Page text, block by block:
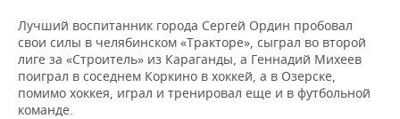
Лучший воспитанник города Сергей Ордин пробовал
свои силы в челябинском «Тракторе», сыграл во второй
лиге за «Строитель» из Караганды, а Геннадий Михеев
поиграл в соседнем Коркино в хоккей, а в Озерске,
помимо хоккея, играл и тренировал еще и в футбольной
команде.